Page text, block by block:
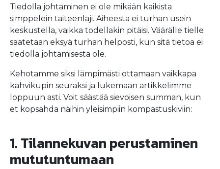
Tiedolla johtaminen ei ole mikään kaikista
simppelein taiteenlaji. Aiheesta ei turhan usein
keskustella, vaikka todellakin pitäisi. Väärälle tielle
saatetaan eksyä turhan helposti, kun sitä tietoa ei
tiedolla johtamisesta ole.
Kehotamme siksi lämpimästi ottamaan vaikkapa
kahvikupin seuraksi ja lukemaan artikkelimme
loppuun asti. Voit säästää sievoisen summan, kun
et kopsahda näihin yleisimpiin kompastuskiviin:
1. Tilannekuvan perustaminen
mututuntumaan